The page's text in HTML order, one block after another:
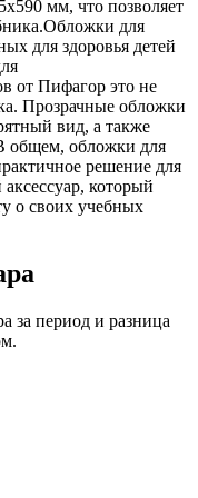
мм, что позволяет
для
для здоровья детей
от Пифагор это не
Прозрачные обложки
вид, а также
общем, обложки для
решение для
который
о своих учебных
за период и разница